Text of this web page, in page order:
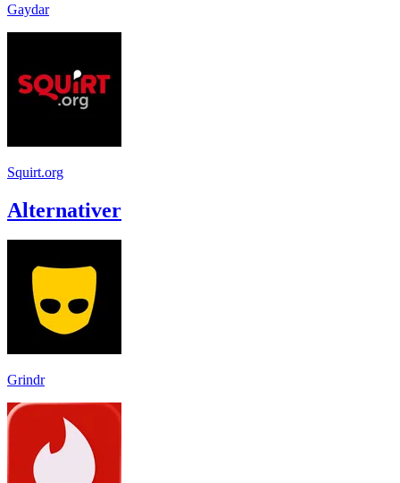
Gaydar
Squirt.org
Alternativer
Grindr